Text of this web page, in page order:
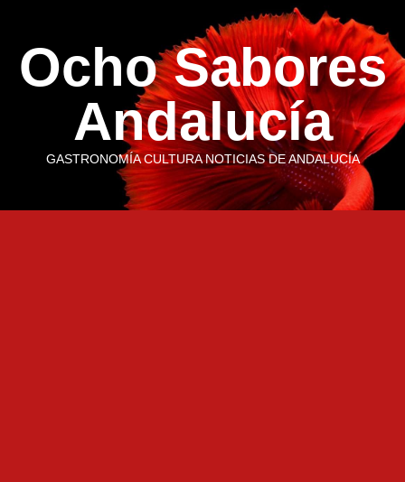
contenido
Ocho Sabores
Andalucía
GASTRONOMÍA CULTURA NOTICIAS DE ANDALUCÍA